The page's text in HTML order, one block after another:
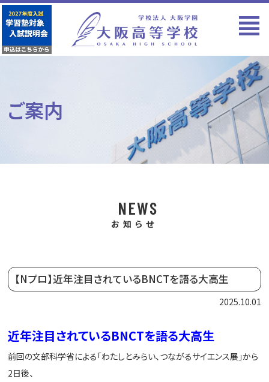
ご案内
NEWS
お知らせ
【Nプロ】近年注目されているBNCTを語る大高生
2025.10.01
近年注目されているBNCTを語る大高生
前回の文部科学省による「わたしとみらい、つながるサイエンス展」から
2日後、